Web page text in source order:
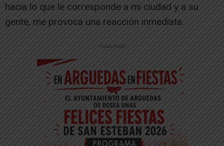
hacia lo que le corresponde a mi ciudad y a su
gente, me provoca una reacción inmediata.
-- Publicidad --